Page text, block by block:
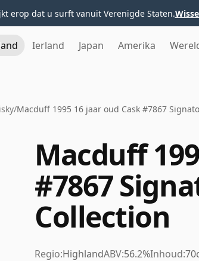
erop dat u surft vanuit Verenigde Staten.
Ierland Japan Amerika
/Macduff 1995 16 jaar oud Cask #7867
Macduff
#7867
Collection
Regio:HighlandABV:56.2%Inhoud: